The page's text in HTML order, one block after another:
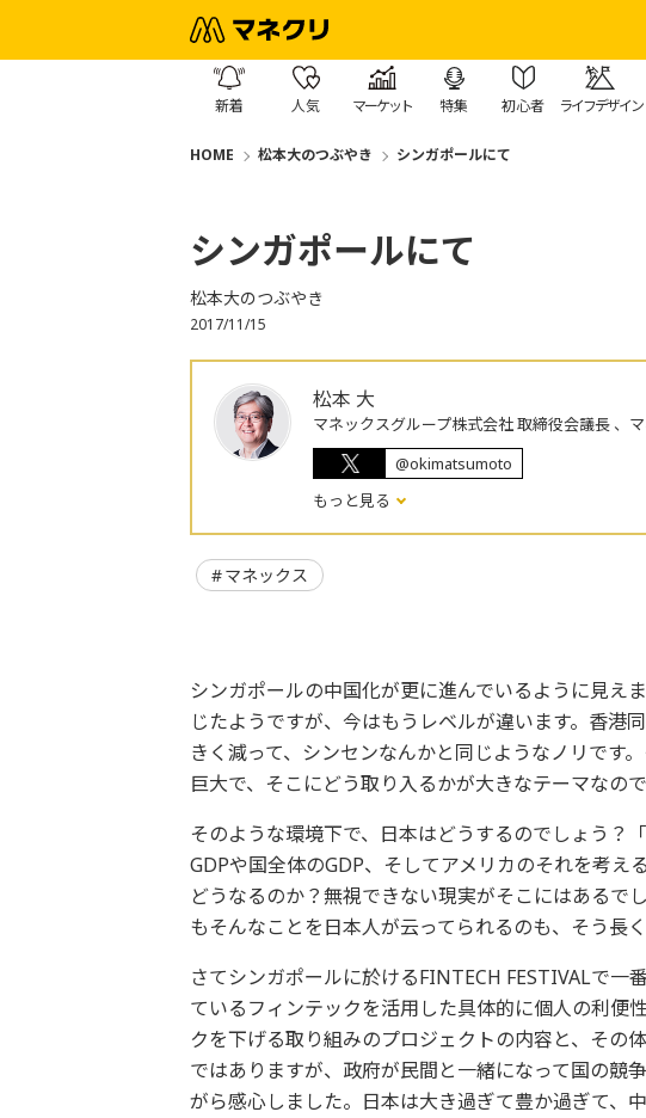
新着 人気 マーケット 特集 初心者 ライフデザイン
HOME 松本大のつぶやき シンガポールにて
シンガポールにて
松本大のつぶやき
2017/11/15
松本 大
マネックスグループ株式会社 取締役会議長 、
@okimatsumoto
もっと見る
マネックス
シンガポールの中国化が更に進んでいるように見え
じたようですが、今はもうレベルが違います。香港
きく減って、シンセンなんかと同じようなノリです
巨大で、そこにどう取り入るかが大きなテーマなので
そのような環境下で、日本はどうするのでしょう？
GDPや国全体のGDP、そしてアメリカのそれを考
どうなるのか？無視できない現実がそこにはあるで
もそんなことを日本人が云ってられるのも、そう長
さてシンガポールに於けるFINTECH FESTIVALで
ているフィンテックを活用した具体的に個人の利便
クを下げる取り組みのプロジェクトの内容と、その
ではありますが、政府が民間と一緒になって国の競
がら感心しました。日本は大き過ぎて豊か過ぎて、